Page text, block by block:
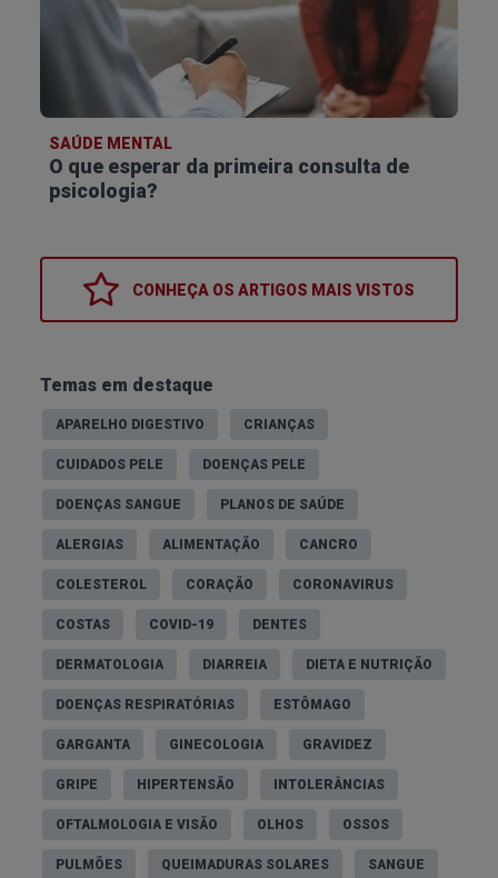
SAÚDE MENTAL
O que esperar da primeira consulta de
psicologia?
CONHEÇA OS ARTIGOS MAIS VISTOS
Temas em destaque
APARELHO DIGESTIVO CRIANÇAS
CUIDADOS PELE DOENÇAS PELE
DOENÇAS SANGUE PLANOS DE SAÚDE
ALERGIAS ALIMENTAÇÃO CANCRO
COLESTEROL CORAÇÃO CORONAVIRUS
COSTAS COVID-19 DENTES
DERMATOLOGIA DIARREIA DIETA E NUTRIÇÃO
DOENÇAS RESPIRATÓRIAS ESTÔMAGO
GARGANTA GINECOLOGIA GRAVIDEZ
GRIPE HIPERTENSÃO INTOLERÂNCIAS
OFTALMOLOGIA E VISÃO OLHOS OSSOS
PULMÕES QUEIMADURAS SOLARES SANGUE